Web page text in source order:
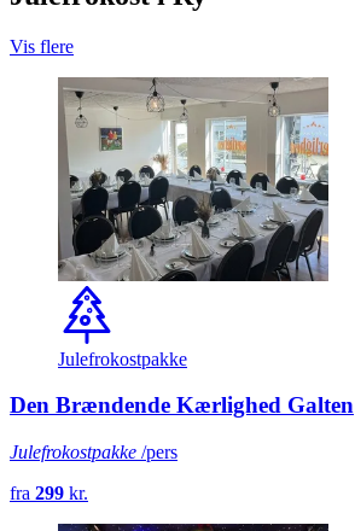
Vis flere
Julefrokostpakke
Den Brændende Kærlighed Galten
Julefrokostpakke /pers
fra 299 kr.